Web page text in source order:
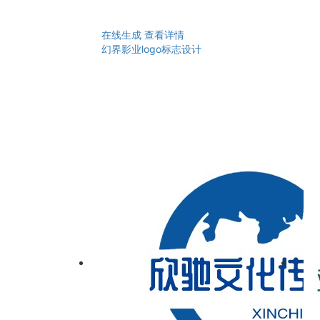
在线生成 查看详情
幻界影业logo标志设计